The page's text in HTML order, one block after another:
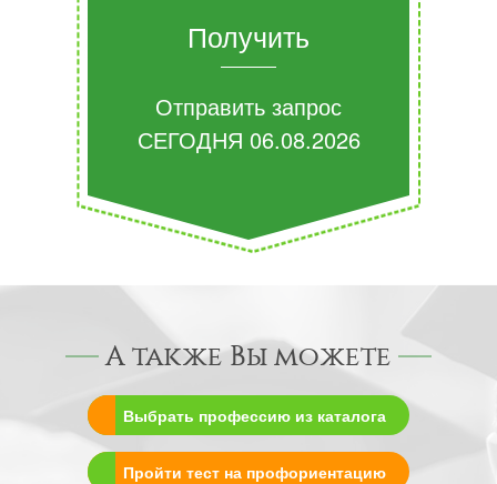
Получить
Отправить запрос
СЕГОДНЯ 06.08.2026
А также Вы можете
Выбрать профессию из каталога
Пройти тест на профориентацию